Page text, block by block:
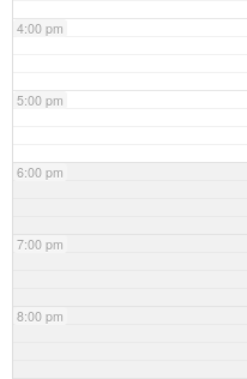
4:00 pm
5:00 pm
6:00 pm
7:00 pm
8:00 pm